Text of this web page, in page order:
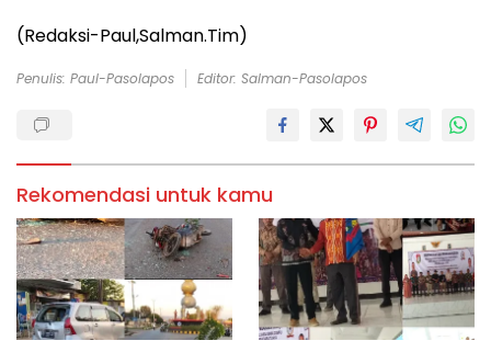
(Redaksi-Paul,Salman.Tim)
Penulis: Paul-Pasolapos Editor: Salman-Pasolapos
Rekomendasi untuk kamu